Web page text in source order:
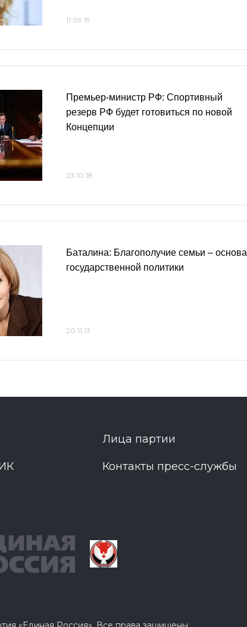
11.09.19
Премьер-министр РФ: Спортивный
резерв РФ будет готовиться по новой
Концепции
23.10.18
Баталина: Благополучие семьи – основа
государственной политики
20.11.13
Лица партии
Контакты пресс-службы